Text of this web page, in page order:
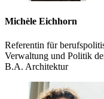
Michèle Eichhorn
Referentin für
Verwaltung und Politik
B.A. Architektur